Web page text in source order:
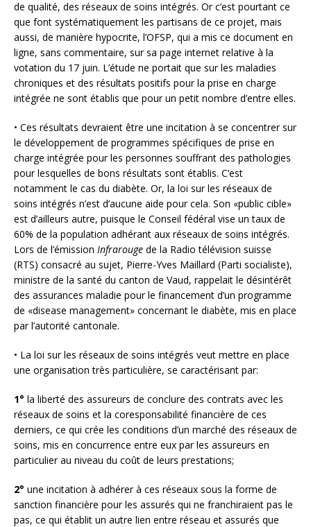
de qualité, des réseaux de soins intégrés. Or c’est pourtant ce
que font systématiquement les partisans de ce projet, mais
aussi, de manière hypocrite, l’OFSP, qui a mis ce document en
ligne, sans commentaire, sur sa page internet relative à la
votation du 17 juin. L’étude ne portait que sur les maladies
chroniques et des résultats positifs pour la prise en charge
intégrée ne sont établis que pour un petit nombre d’entre elles.
• Ces résultats devraient être une incitation à se concentrer sur
le développement de programmes spécifiques de prise en
charge intégrée pour les personnes souffrant des pathologies
pour lesquelles de bons résultats sont établis. C’est
notamment le cas du diabète. Or, la loi sur les réseaux de
soins intégrés n’est d’aucune aide pour cela. Son «public cible»
est d’ailleurs autre, puisque le Conseil fédéral vise un taux de
60% de la population adhérant aux réseaux de soins intégrés.
Lors de l’émission Infrarouge de la Radio télévision suisse
(RTS) consacré au sujet, Pierre-Yves Maillard (Parti socialiste),
ministre de la santé du canton de Vaud, rappelait le désintérêt
des assurances maladie pour le financement d’un programme
de «disease management» concernant le diabète, mis en place
par l’autorité cantonale.
• La loi sur les réseaux de soins intégrés veut mettre en place
une organisation très particulière, se caractérisant par:
1° la liberté des assureurs de conclure des contrats avec les
réseaux de soins et la coresponsabilité financière de ces
derniers, ce qui crée les conditions d’un marché des réseaux de
soins, mis en concurrence entre eux par les assureurs en
particulier au niveau du coût de leurs prestations;
2° une incitation à adhérer à ces réseaux sous la forme de
sanction financière pour les assurés qui ne franchiraient pas le
pas, ce qui établit un autre lien entre réseau et assurés que